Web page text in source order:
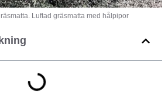
Luftad gräsmatta med hålpipor